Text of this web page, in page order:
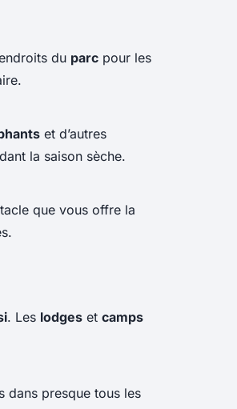
du parc pour les
et d’autres
la saison sèche.
que vous offre la
. Les lodges et camps
dans presque tous les